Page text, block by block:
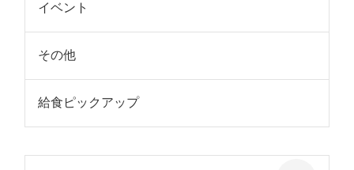
イベント
その他
給食ピックアップ